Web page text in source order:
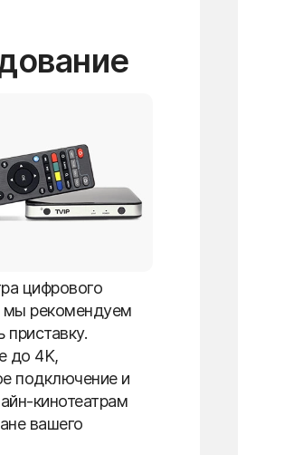
цифрового
мы рекомендуем
приставку.
до 4K,
подключение и
кинотеатрам
вашего